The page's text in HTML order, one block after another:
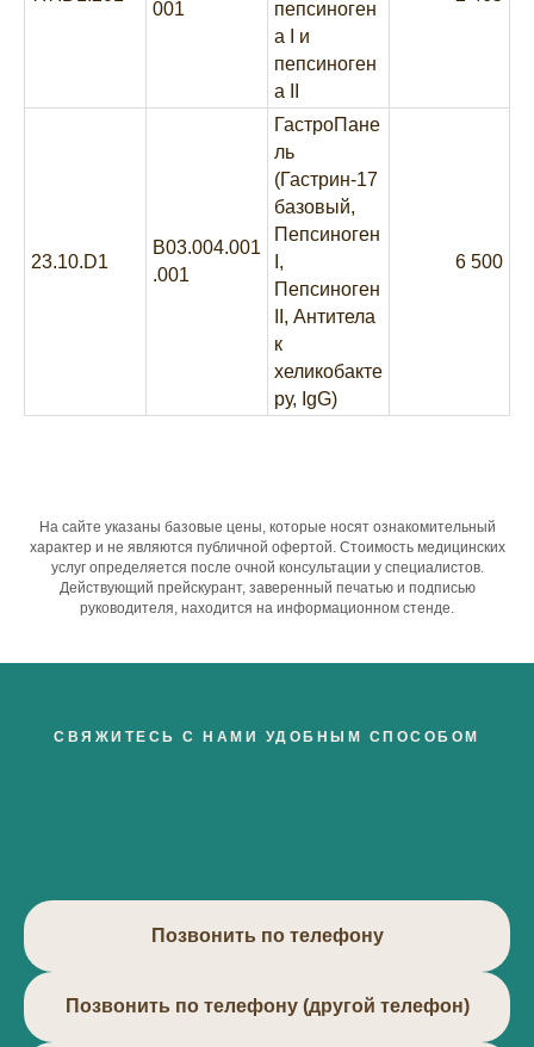
001
пепсиноген
а I и
пепсиноген
а II
23.10.D1
B03.004.001
.001
ГастроПане
ль
(Гастрин-17
базовый,
Пепсиноген
I,
Пепсиноген
II, Антитела
к
хеликобакте
ру, IgG)
6 500
На сайте указаны базовые цены, которые носят ознакомительный
характер и не являются публичной офертой. Стоимость медицинских
услуг определяется после очной консультации у специалистов.
Действующий прейскурант, заверенный печатью и подписью
руководителя, находится на информационном стенде.
СВЯЖИТЕСЬ С НАМИ УДОБНЫМ СПОСОБОМ
Позвонить по телефону
Позвонить по телефону (другой телефон)